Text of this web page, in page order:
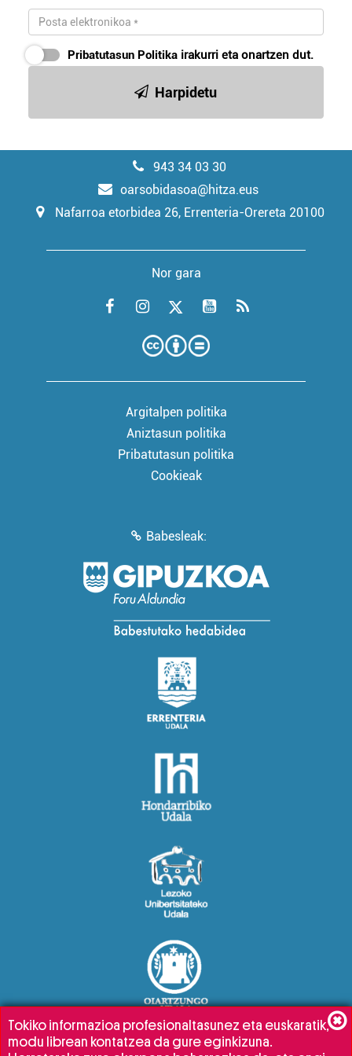
Pribatutasun Politika irakurri eta onartzen dut.
Harpidetu
943 34 03 30
oarsobidasoa@hitza.eus
Nafarroa etorbidea 26, Errenteria-Orereta 20100
Nor gara
Argitalpen politika
Aniztasun politika
Pribatutasun politika
Cookieak
Babesleak:
Tokiko informazioa profesionaltasunez eta euskaratik,
modu librean kontatzea da gure eginkizuna.